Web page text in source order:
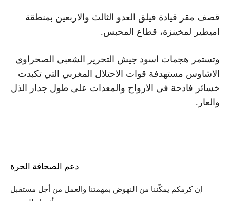
قصف مقر قيادة فيلق العدو الثالث والاربعين بمنطقة
اميطير لمخينزة، قطاع المحبس.
وتستمر هجمات اسود جيش التحرير الشعبي الصحراوي
الاشاوس مستهدفة قوات الاحتلال المغربي التي تكبدت
خسائر فادحة في الارواح والمعدات على طول جدار الذل
والعار.
دعم الصحافة الحرة
إن كرمكم يمكّننا من النهوض بمهمتنا والعمل من أجل مستقبل